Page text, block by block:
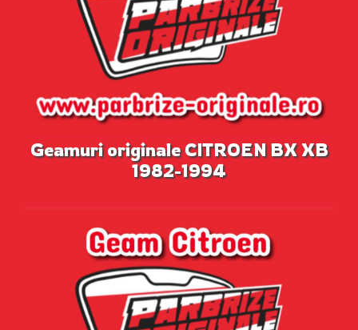
Geamuri originale CITROEN BX XB
1982-1994